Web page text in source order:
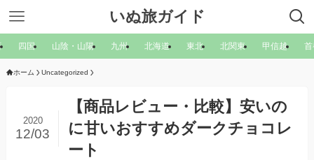
いぬ旅ガイド
四国 山陰・山陽 九州 北海道 東北 北関東 甲信越
ホーム Uncategorized
【商品レビュー・比較】安いの
に甘いおすすめダークチョコレ
ート
2020
12/03